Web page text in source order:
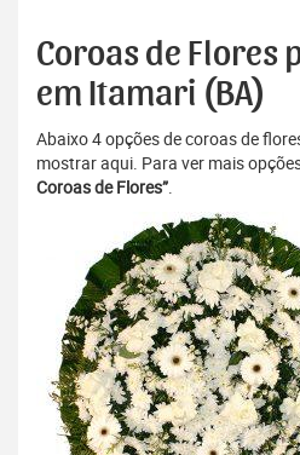
Coroas de Flores
em Itamari (BA)
Abaixo 4 opções de coroas de
mostrar aqui. Para ver mais
Coroas de Flores”.